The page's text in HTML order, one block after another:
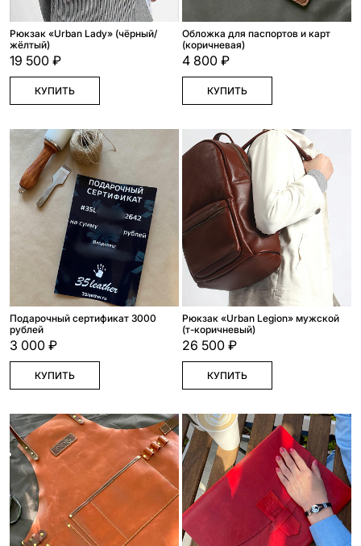
Рюкзак «Urban Lady» (чёрный/
жёлтый)
19 500 ₽
КУПИТЬ
Обложка для паспортов и карт
(коричневая)
4 800 ₽
КУПИТЬ
Подарочный сертификат 3000
рублей
3 000 ₽
КУПИТЬ
Рюкзак «Urban Legion» мужской
(т-коричневый)
26 500 ₽
КУПИТЬ